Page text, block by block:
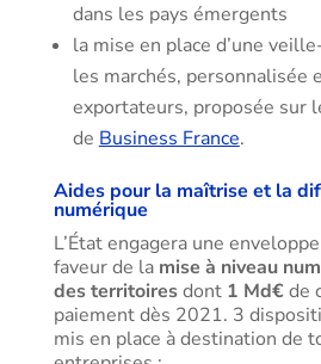
dans les pays émergents
la mise en place d’une
les marchés, personnalisée
exportateurs, proposée sur
de Business France.
Aides pour la maîtrise et la
numérique
L’État engagera une
faveur de la mise à niveau
des territoiresdont 1 Md€de
paiement dès 2021. 3
mis en place à destination de